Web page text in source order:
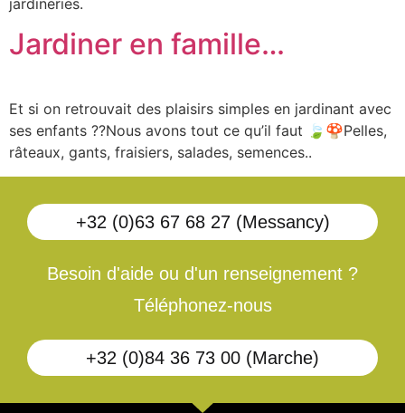
Jardiner en famille…
Et si on retrouvait des plaisirs simples en jardinant avec
ses enfants ??Nous avons tout ce qu’il faut 🍃🍄Pelles,
râteaux, gants, fraisiers, salades, semences..
+32 (0)63 67 68 27 (Messancy)
Besoin d'aide ou d'un renseignement ?
Téléphonez-nous
+32 (0)84 36 73 00 (Marche)